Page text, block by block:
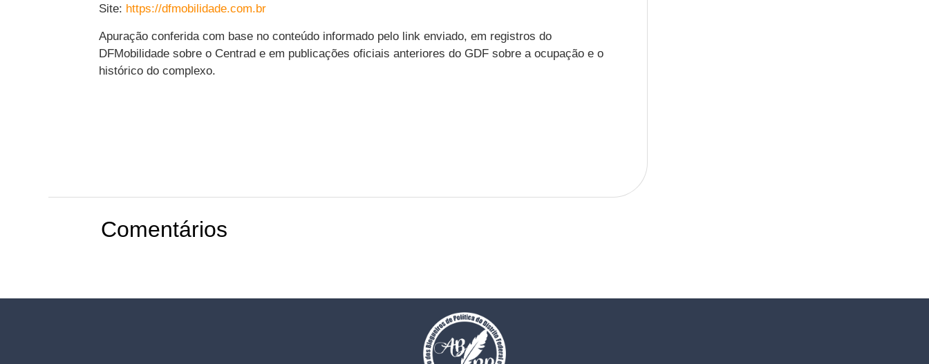
Site: https://dfmobilidade.com.br
Apuração conferida com base no conteúdo informado pelo link enviado, em registros do
DFMobilidade sobre o Centrad e em publicações oficiais anteriores do GDF sobre a ocupação e o
histórico do complexo.
Comentários